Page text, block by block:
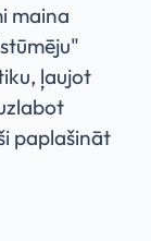
maina
ļaujot
paplašināt